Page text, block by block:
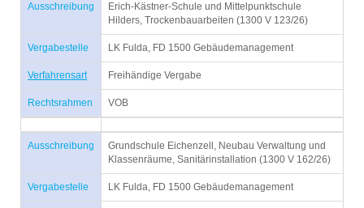
Ausschreibung
Erich-Kästner-Schule und Mittelpunktschule
Hilders, Trockenbauarbeiten (1300 V 123/26)
Vergabestelle LK Fulda, FD 1500 Gebäudemanagement
Verfahrensart Freihändige Vergabe
Rechtsrahmen VOB
Ausschreibung
Grundschule Eichenzell, Neubau Verwaltung und
Klassenräume, Sanitärinstallation (1300 V 162/26)
Vergabestelle LK Fulda, FD 1500 Gebäudemanagement